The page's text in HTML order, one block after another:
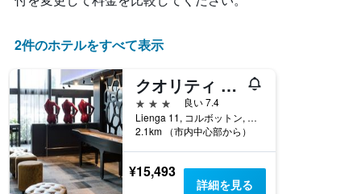
2件のホテルをすべて表示
クオリティ ホテル エントリー
3つ星
良い 7.4
Lienga 11, コルボットン, アーケシュフース県, ノルウェー
2.1km （市内中心部から）
¥15,493
詳細を見る